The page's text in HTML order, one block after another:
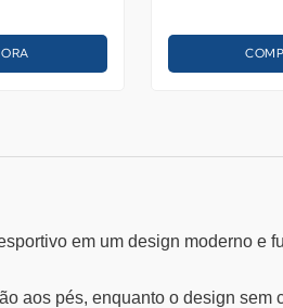
em um design moderno e
aos pés, enquanto o design